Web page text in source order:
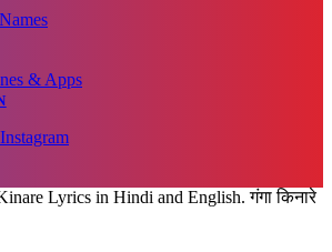
& Apps
Instagram
Lyrics in Hindi and English. गंगा किनारे